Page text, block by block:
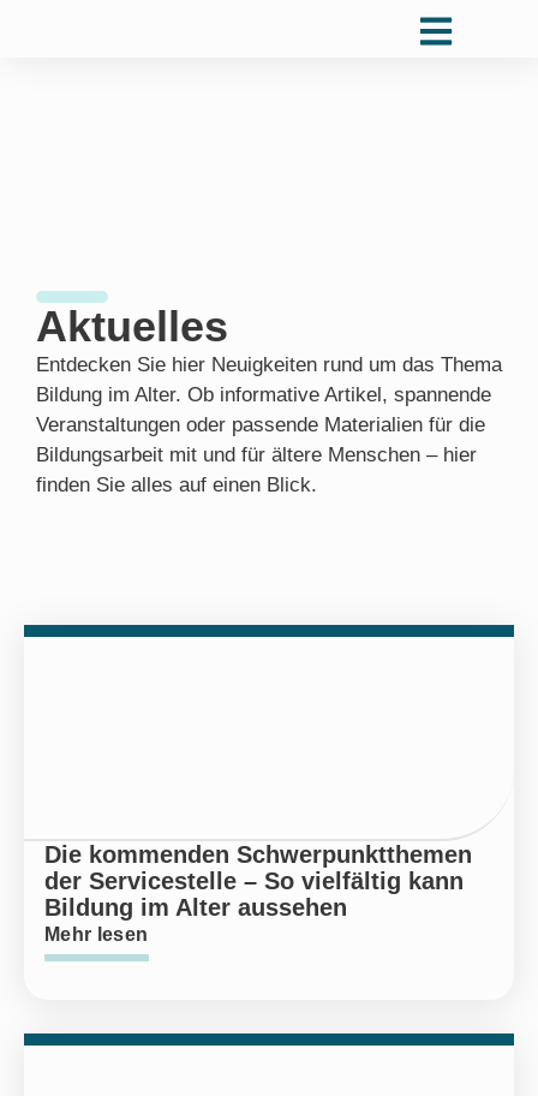
Aktuelles
Entdecken Sie hier Neuigkeiten rund um das Thema
Bildung im Alter. Ob informative Artikel, spannende
Veranstaltungen oder passende Materialien für die
Bildungsarbeit mit und für ältere Menschen – hier
finden Sie alles auf einen Blick.
Die kommenden Schwerpunktthemen
der Servicestelle – So vielfältig kann
Bildung im Alter aussehen
Mehr lesen